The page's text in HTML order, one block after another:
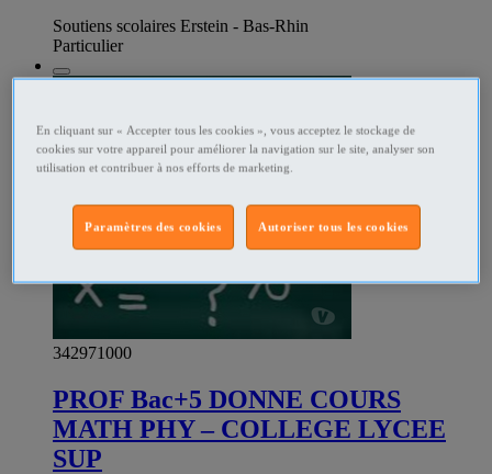
Soutiens scolaires Erstein - Bas-Rhin
Particulier
342971000
PROF Bac+5 DONNE COURS
MATH PHY – COLLEGE LYCEE
SUP
En cliquant sur « Accepter tous les cookies », vous acceptez le stockage de
cookies sur votre appareil pour améliorer la navigation sur le site, analyser son
utilisation et contribuer à nos efforts de marketing.
Autoriser tous les cookies
Paramètres des cookies